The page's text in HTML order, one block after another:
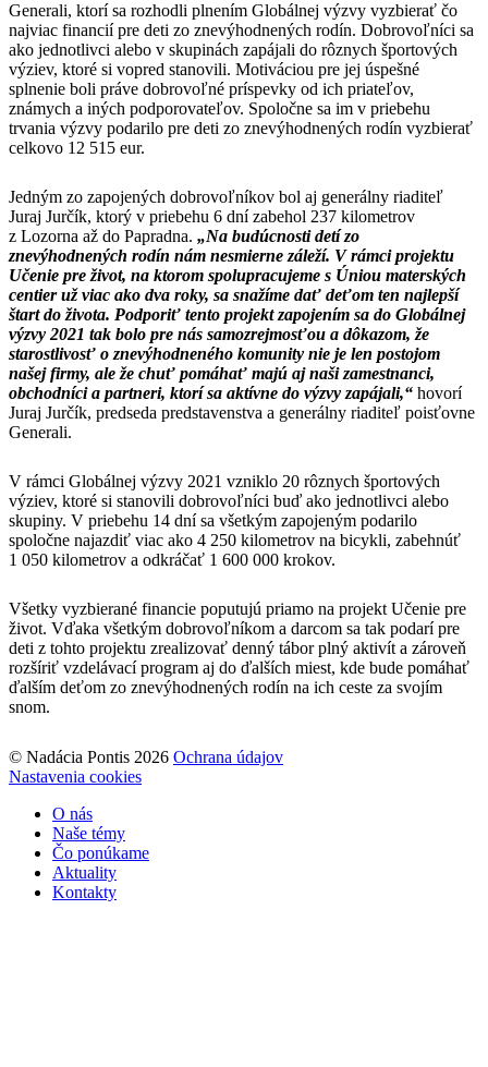
Generali, ktorí sa rozhodli plnením Globálnej výzvy vyzbierať čo
najviac financií pre deti zo znevýhodnených rodín. Dobrovoľníci sa
ako jednotlivci alebo v skupinách zapájali do rôznych športových
výziev, ktoré si vopred stanovili. Motiváciou pre jej úspešné
splnenie boli práve dobrovoľné príspevky od ich priateľov,
známych a iných podporovateľov. Spoločne sa im v priebehu
trvania výzvy podarilo pre deti zo znevýhodnených rodín vyzbierať
celkovo 12 515 eur.
Jedným zo zapojených dobrovoľníkov bol aj generálny riaditeľ
Juraj Jurčík, ktorý v priebehu 6 dní zabehol 237 kilometrov
z Lozorna až do Papradna. „Na budúcnosti detí zo
znevýhodnených rodín nám nesmierne záleží. V rámci projektu
Učenie pre život, na ktorom spolupracujeme s Úniou materských
centier už viac ako dva roky, sa snažíme dať deťom ten najlepší
štart do života. Podporiť tento projekt zapojením sa do Globálnej
výzvy 2021 tak bolo pre nás samozrejmosťou a dôkazom, že
starostlivosť o znevýhodneného komunity nie je len postojom
našej firmy, ale že chuť pomáhať majú aj naši zamestnanci,
obchodníci a partneri, ktorí sa aktívne do výzvy zapájali,“ hovorí
Juraj Jurčík, predseda predstavenstva a generálny riaditeľ poisťovne
Generali.
V rámci Globálnej výzvy 2021 vzniklo 20 rôznych športových
výziev, ktoré si stanovili dobrovoľníci buď ako jednotlivci alebo
skupiny. V priebehu 14 dní sa všetkým zapojeným podarilo
spoločne najazdiť viac ako 4 250 kilometrov na bicykli, zabehnúť
1 050 kilometrov a odkráčať 1 600 000 krokov.
Všetky vyzbierané financie poputujú priamo na projekt Učenie pre
život. Vďaka všetkým dobrovoľníkom a darcom sa tak podarí pre
deti z tohto projektu zrealizovať denný tábor plný aktivít a zároveň
rozšíriť vzdelávací program aj do ďalších miest, kde bude pomáhať
ďalším deťom zo znevýhodnených rodín na ich ceste za svojím
snom.
© Nadácia Pontis 2026 Ochrana údajov
Nastavenia cookies
O nás
Naše témy
Čo ponúkame
Aktuality
Kontakty